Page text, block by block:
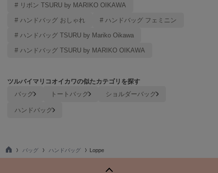
ミースロエ
miies miim
ミーエスミーム
Mila Owen
MOIGE
MUCHA
ミュシャ
NEW Balance
ニューバランス
# リボン TSURU by MARIKO OIKAWA
# ハンドバッグ おしゃれ # ハンドバッグ フェミニン
# ハンドバッグ TSURU by Mariko Oikawa
# ハンドバッグ TSURU by MARIKO OIKAWA
ツルバイマリコオイカワの似たカテゴリを探す
バッグ トートバッグ
ショルダーバッグ
ハンドバッグ
TO
バッグ ハンドバッグ Loppe